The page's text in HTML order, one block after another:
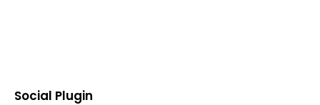
Social Plugin